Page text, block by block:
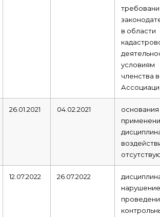
в области
условиям
членства в
26.01.2021 04.02.2021
основания
12.07.2022 26.07.2022